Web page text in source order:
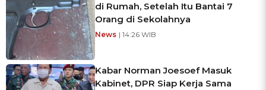
di Rumah, Setelah Itu Bantai 7
Orang di Sekolahnya
News | 14:26 WIB
Kabar Norman Joesoef Masuk
Kabinet, DPR Siap Kerja Sama